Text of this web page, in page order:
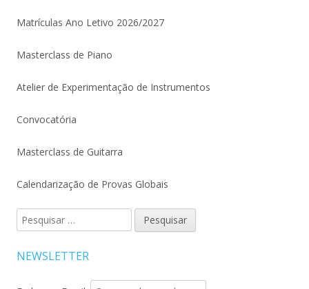
Matrículas Ano Letivo 2026/2027
Masterclass de Piano
Atelier de Experimentação de Instrumentos
Convocatória
Masterclass de Guitarra
Calendarização de Provas Globais
Pesquisar
por:
NEWSLETTER